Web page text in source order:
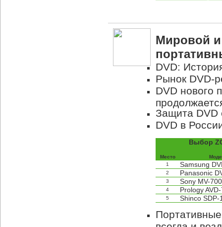
Мировой
DVD:
Рынок DVD-
DVD нового
Защита DVD
DVD в
Выбор
Место
1
Samsung
2 Panasonic
3 Sony MV-
4 Prology
5 Shinco SDP-